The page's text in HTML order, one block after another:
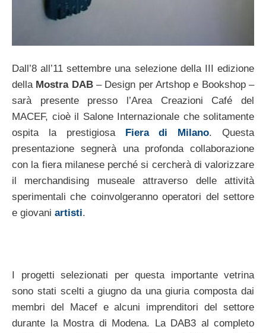
Dall’8 all’11 settembre una selezione della III edizione
della Mostra DAB– Design per Artshop e Bookshop –
sarà presente presso l’Area Creazioni Café del
MACEF, cioè il Salone Internazionale che solitamente
ospita la prestigiosa
Fiera di Milano. Questa
presentazione segnerà una profonda collaborazione
con la fiera milanese perché si cercherà di valorizzare
il merchandising museale attraverso delle attività
sperimentali che coinvolgeranno operatori del settore
e giovani artisti.
I progetti selezionati per questa importante vetrina
sono stati scelti a giugno da una giuria composta dai
membri del Macef e alcuni imprenditori del settore
durante la Mostra di Modena. La DAB3 al completo